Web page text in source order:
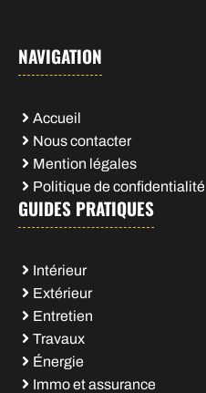
NAVIGATION
Accueil
Nous contacter
Mention légales
Politique de confidentialité
GUIDES PRATIQUES
Intérieur
Extérieur
Entretien
Travaux
Énergie
Immo et assurance